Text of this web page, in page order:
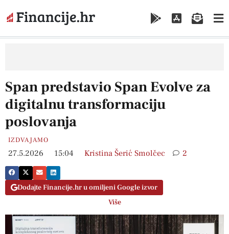
Span predstavio Span Evolve za
digitalnu transformaciju
poslovanja
IZDVAJAMO
27.5.2026 15:04 Kristina Šerić Smolčec 2
Dodajte Financije.hr u omiljeni Google izvor
Više